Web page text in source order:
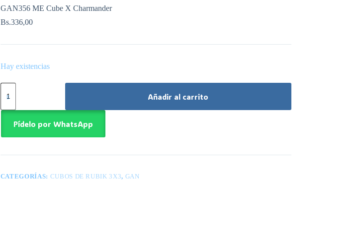
GAN356 ME Cube X Charmander
Bs.336,00
Hay existencias
GAN356
ME
X
Charmander
cantidad
Añadir al carrito
Pídelo por WhatsApp
CATEGORÍAS: CUBOS DE RUBIK 3X3, GAN